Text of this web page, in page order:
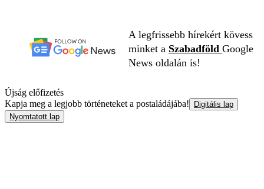
A legfrissebb hírekért kövess
minket a Szabadföld Google
News oldalán is!
Újság előfizetés
Kapja meg a legjobb történeteket a postaládájába!
Digitális lap
Nyomtatott lap